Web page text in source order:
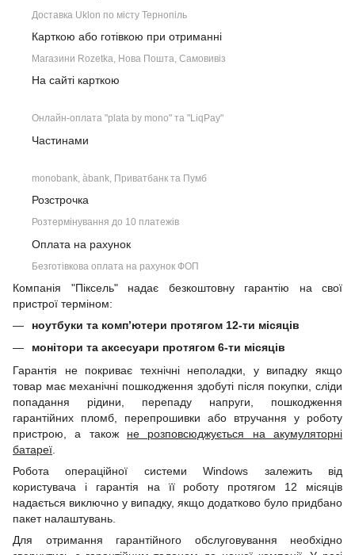
Доставка Uklon по місту Тернопіль
Карткою або готівкою при отриманні
Магазини Rozetka, Нова Пошта, Самовивіз
На сайті карткою
Онлайн-оплата "plata by mono" та "LiqPay"
Частинами
monobank, àbank, Приватбанк та Пумб
Розстрочка
Розтермінування до 10 платежів
Оплата на рахунок
Безготівкова оплата на рахунок ФОП
Компанія "Піксель" надає безкоштовну гарантію на свої
пристрої терміном:
ноутбуки та комп’ютери протягом 12-ти місяців
монітори та аксесуари протягом 6-ти місяців
Гарантія не покриває технічні неполадки, у випадку якщо
товар має механічні пошкодження здобуті після покупки, сліди
попадання рідини, перепаду напруги, пошкодження
гарантійних пломб, перепрошивки або втручання у роботу
пристрою, а також не розповсюджується на акумуляторні
батареї
Робота операційної системи Windows залежить від
користувача і гарантія на її роботу протягом 12 місяців
надається виключно у випадку, якщо додатково було придбано
пакет налаштувань.
Для отримання гарантійного обслуговування необхідно